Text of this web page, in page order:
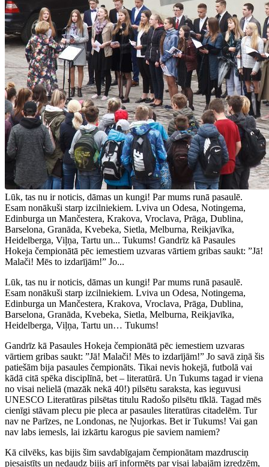
Lūk, tas nu ir noticis, dāmas un kungi! Par mums runā pasaulē.
Esam nonākuši starp izcilniekiem. Lviva un Odesa, Notingema,
Edinburga un Mančestera, Krakova, Vroclava, Prāga, Dublina,
Barselona, Granāda, Kvebeka, Sietla, Melburna, Reikjavīka,
Heidelberga, Viļņa, Tartu un... Tukums! Gandrīz kā Pasaules
Hokeja čempionātā pēc iemestiem uzvaras vārtiem gribas saukt: ”Jā!
Malači! Mēs to izdarījām!” Jo...
Lūk, tas nu ir noticis, dāmas un kungi! Par mums runā pasaulē.
Esam nonākuši starp izcilniekiem. Lviva un Odesa, Notingema,
Edinburga un Mančestera, Krakova, Vroclava, Prāga, Dublina,
Barselona, Granāda, Kvebeka, Sietla, Melburna, Reikjavīka,
Heidelberga, Viļņa, Tartu un… Tukums!
Gandrīz kā Pasaules Hokeja čempionātā pēc iemestiem uzvaras
vārtiem gribas saukt: ”Jā! Malači! Mēs to izdarījām!” Jo savā ziņā šis
patiešām bija pasaules čempionāts. Tikai nevis hokejā, futbolā vai
kādā citā spēka disciplīnā, bet – literatūrā. Un Tukums tagad ir viena
no visai nelielā (mazāk nekā 40!) pilsētu saraksta, kas ieguvusi
UNESCO Literatūras pilsētas titulu Radošo pilsētu tīklā. Tagad mēs
cienīgi stāvam plecu pie pleca ar pasaules literatūras citadelēm. Tur
nav ne Parīzes, ne Londonas, ne Ņujorkas. Bet ir Tukums! Vai gan
nav labs iemesls, lai izkārtu karogus pie saviem namiem?
Kā cilvēks, kas bijis šim savdabīgajam čempionātam mazdrusciņ
piesaistīts un nedaudz bijis arī informēts par visai labajām izredzēm,